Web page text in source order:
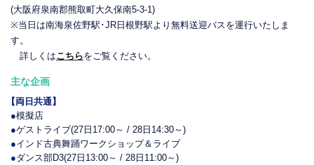
(大阪府泉南郡熊取町大久保南5-3-1)
※当日は南海泉佐野駅･JR日根野駅より無料送迎バスを運行いたしま
す。
詳しくはこちらをご覧ください。
主な企画
【両日共通】
●模擬店
●ゲストライブ(27日17:00～ / 28日14:30～)
●インド古典舞踊ワークショップ＆ライブ
●ダンス部D3(27日13:00～ / 28日11:00～)